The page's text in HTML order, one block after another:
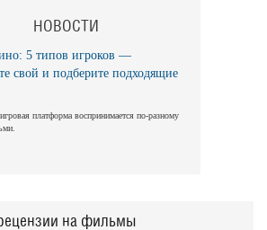
НОВОСТИ
5 типов игроков —
свой и подберите подходящие
платформа воспринимается по-разному
на фильмы